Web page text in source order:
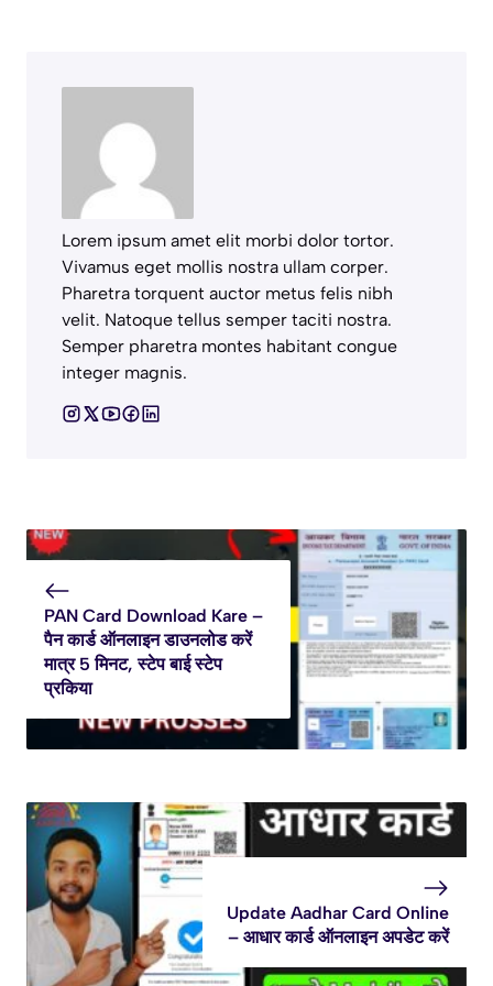
Lorem ipsum amet elit morbi dolor tortor.
Vivamus eget mollis nostra ullam corper.
Pharetra torquent auctor metus felis nibh
velit. Natoque tellus semper taciti nostra.
Semper pharetra montes habitant congue
integer magnis.
PAN Card Download Kare –
पैन कार्ड ऑनलाइन डाउनलोड करें
मात्र 5 मिनट, स्टेप बाई स्टेप
प्रकिया
Update Aadhar Card Online
– आधार कार्ड ऑनलाइन अपडेट करें